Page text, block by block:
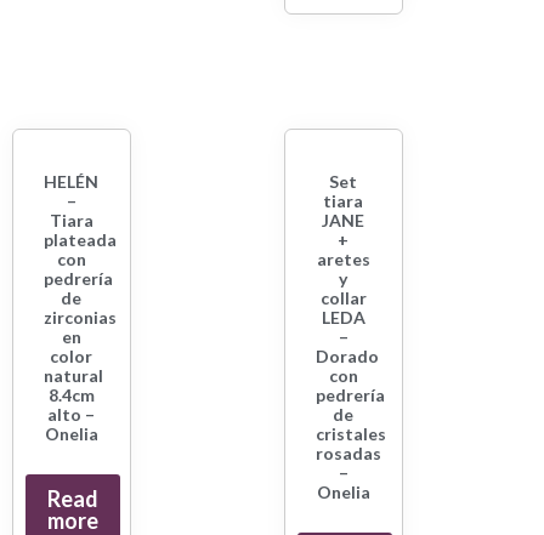
HELÉN
–
Tiara
plateada
con
pedrería
de
zirconias
en
color
natural
8.4cm
alto –
Onelia
Read
more
Set
tiara
JANE
+
aretes
y
collar
LEDA
–
Dorado
con
pedrería
de
cristales
rosadas
–
Onelia